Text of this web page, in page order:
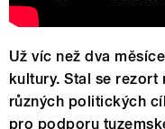
Už víc než dva
kultury. Stal se
různých politických
pro podporu